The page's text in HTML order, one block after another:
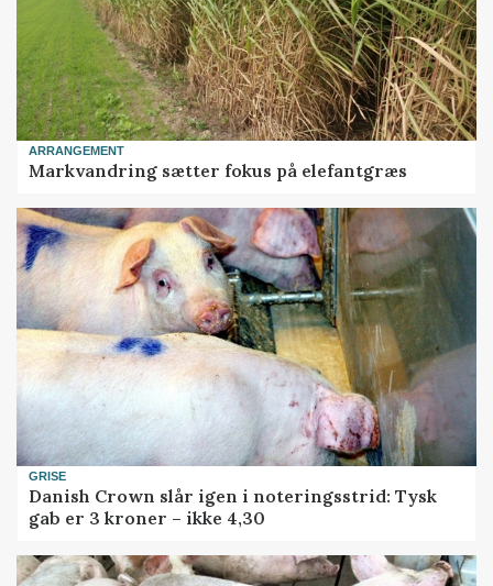
ARRANGEMENT
Markvandring sætter fokus på elefantgræs
GRISE
Danish Crown slår igen i noteringsstrid: Tysk
gab er 3 kroner – ikke 4,30